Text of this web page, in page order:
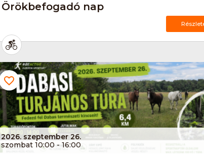
Örökbefogadó nap
2026. szeptember 26.
szombat 10:00 - 16:00